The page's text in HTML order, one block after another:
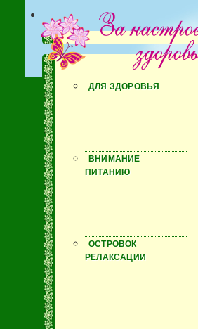
ДЛЯ ЗДОРОВЬЯ
ВНИМАНИЕ
ПИТАНИЮ
ОСТРОВОК
РЕЛАКСАЦИИ